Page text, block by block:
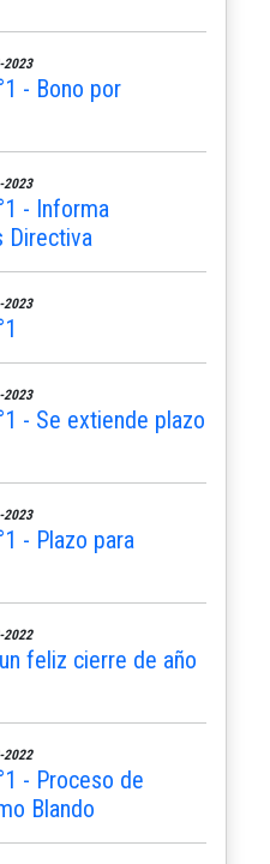
2023
- Bono por
2023
- Informa
Directiva
2023
2023
- Se extiende plazo
2023
- Plazo para
2022
feliz cierre de año
2022
- Proceso de
Blando